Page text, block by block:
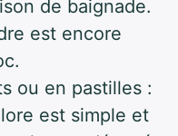
de baignade.
est encore
ou en pastilles :
est simple et